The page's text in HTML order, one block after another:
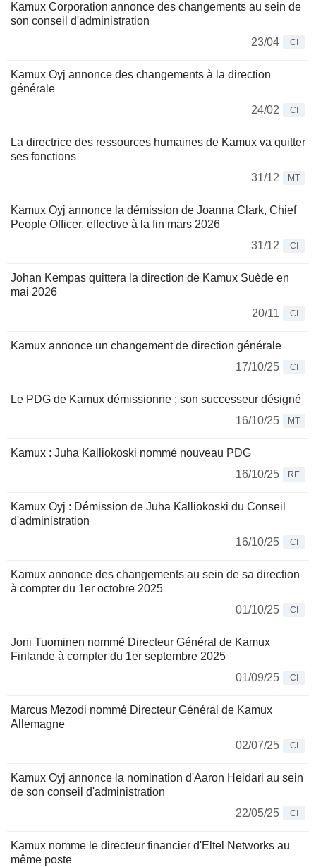
Kamux Corporation annonce des changements au sein de
son conseil d'administration
23/04
CI
Kamux Oyj annonce des changements à la direction
générale
24/02
CI
La directrice des ressources humaines de Kamux va quitter
ses fonctions
31/12
MT
Kamux Oyj annonce la démission de Joanna Clark, Chief
People Officer, effective à la fin mars 2026
31/12
CI
Johan Kempas quittera la direction de Kamux Suède en
mai 2026
20/11
CI
Kamux annonce un changement de direction générale
17/10/25
CI
Le PDG de Kamux démissionne ; son successeur désigné
16/10/25
MT
Kamux : Juha Kalliokoski nommé nouveau PDG
16/10/25
RE
Kamux Oyj : Démission de Juha Kalliokoski du Conseil
d'administration
16/10/25
CI
Kamux annonce des changements au sein de sa direction
à compter du 1er octobre 2025
01/10/25
CI
Joni Tuominen nommé Directeur Général de Kamux
Finlande à compter du 1er septembre 2025
01/09/25
CI
Marcus Mezodi nommé Directeur Général de Kamux
Allemagne
02/07/25
CI
Kamux Oyj annonce la nomination d'Aaron Heidari au sein
de son conseil d'administration
22/05/25
CI
Kamux nomme le directeur financier d'Eltel Networks au
même poste